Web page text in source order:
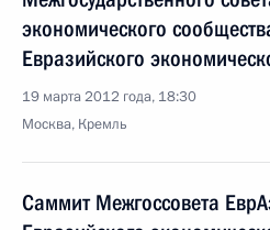
экономического
Евразийского
19 марта 2012 года, 18:30
Москва, Кремль
Саммит Межгоссовета